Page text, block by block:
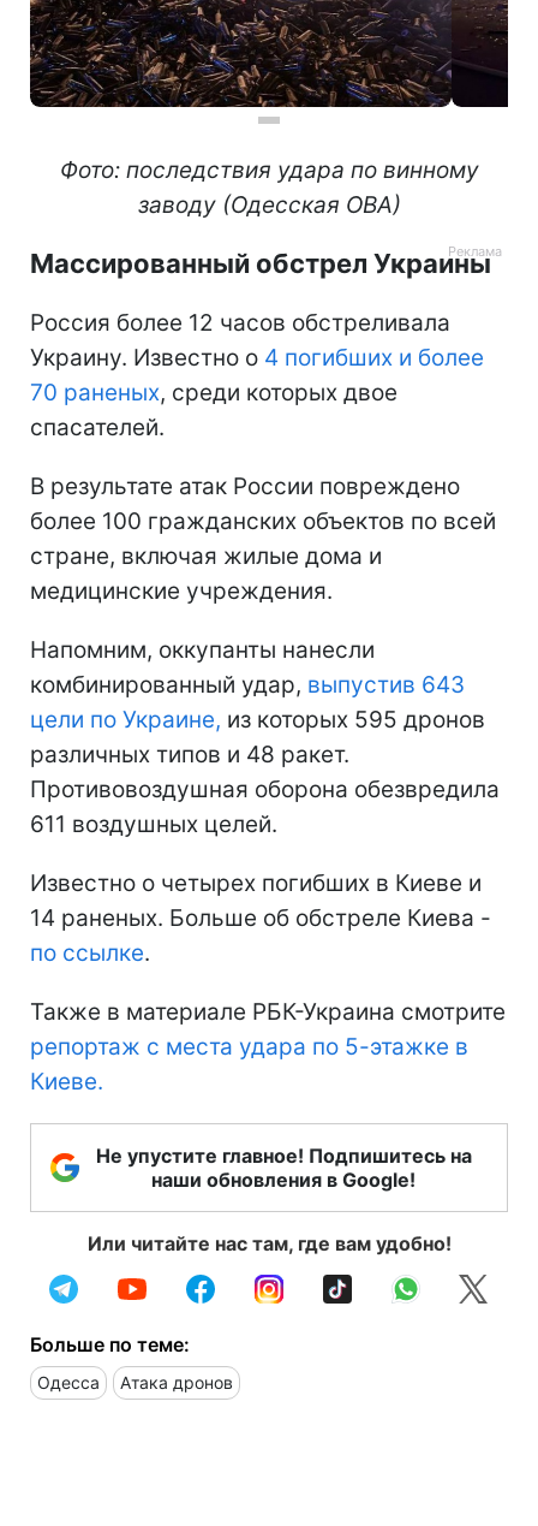
Фото: последствия удара по винному
заводу (Одесская ОВА)
Массированный обстрел Украины
Россия более 12 часов обстреливала
Украину. Известно о 4 погибших и более
70 раненых, среди которых двое
спасателей.
В результате атак России повреждено
более 100 гражданских объектов по всей
стране, включая жилые дома и
медицинские учреждения.
Напомним, оккупанты нанесли
комбинированный удар, выпустив 643
цели по Украине, из которых 595 дронов
различных типов и 48 ракет.
Противовоздушная оборона обезвредила
611 воздушных целей.
Известно о четырех погибших в Киеве и
14 раненых. Больше об обстреле Киева -
по ссылке.
Также в материале РБК-Украина смотрите
репортаж с места удара по 5-этажке в
Киеве.
Не упустите главное! Подпишитесь на
наши обновления в Google!
Или читайте нас там, где вам удобно!
Больше по теме:
Одесса Атака дронов